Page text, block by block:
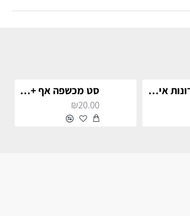
סט 5 עפרונות איפור עבים סט מכשפה אף + ניבים ואצבעות זוהר בחושך מקצועי לאיפור תחפושות
₪20.00